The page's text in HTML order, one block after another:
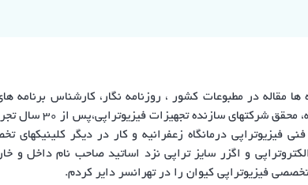
مقاله در مطبوعات کشور ، روزنامه نگار، کارشناس برنامه
توسعه سلامتی و
فیزیوتراپی درمانگاه زعفرانیه و کار در دیگر
و اگزر سایز تراپی نزد اساتید صاحب نام داخل و
فیزیوتراپی کیوان را در تهرانسر دایر کردم.